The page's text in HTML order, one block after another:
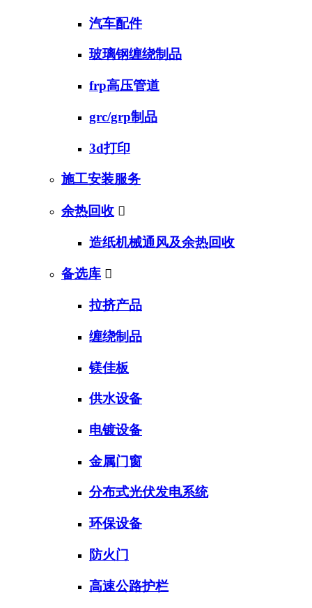
汽车配件
玻璃钢缠绕制品
frp高压管道
grc/grp制品
3d打印
施工安装服务
余热回收 
造纸机械通风及余热回收
备选库 
拉挤产品
缠绕制品
镁佳板
供水设备
电镀设备
金属门窗
分布式光伏发电系统
环保设备
防火门
高速公路护栏